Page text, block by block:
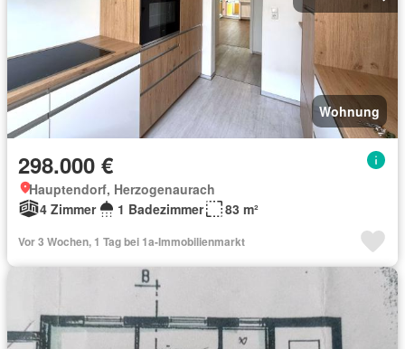
Wohnung
298.000 €
Hauptendorf, Herzogenaurach
4 Zimmer
1 Badezimmer 83 m²
Vor 3 Wochen, 1 Tag bei 1a-Immobilienmarkt